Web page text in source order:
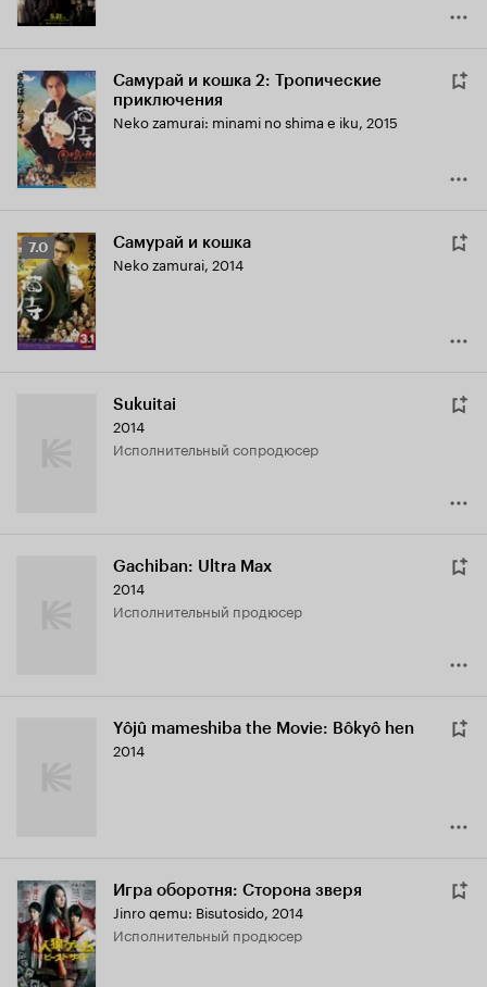
Самурай и кошка 2: Тропические
приключения
Neko zamurai: minami no shima e iku, 2015
Рейтинг
Кинопоиска
7.0
7.0 Самурай и кошка
Neko zamurai, 2014
Sukuitai
2014
исполнительный сопродюсер
Gachiban: Ultra Max
2014
исполнительный продюсер
Yôjû mameshiba the Movie: Bôkyô hen
2014
Игра оборотня: Сторона зверя
Jinro gemu: Bisutosido, 2014
исполнительный продюсер